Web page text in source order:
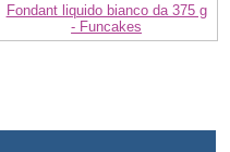
Fondant liquido bianco da 375 g
- Funcakes